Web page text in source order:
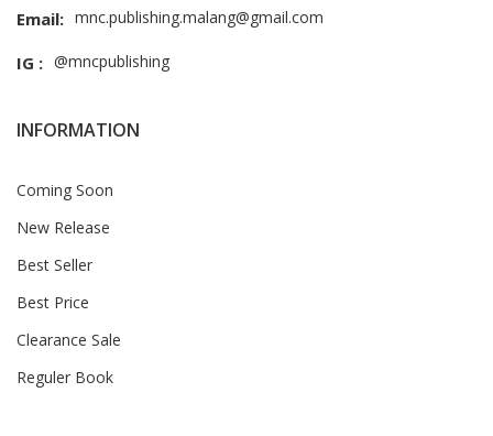
Email: mnc.publishing.malang@gmail.com
IG : @mncpublishing
INFORMATION
Coming Soon
New Release
Best Seller
Best Price
Clearance Sale
Reguler Book